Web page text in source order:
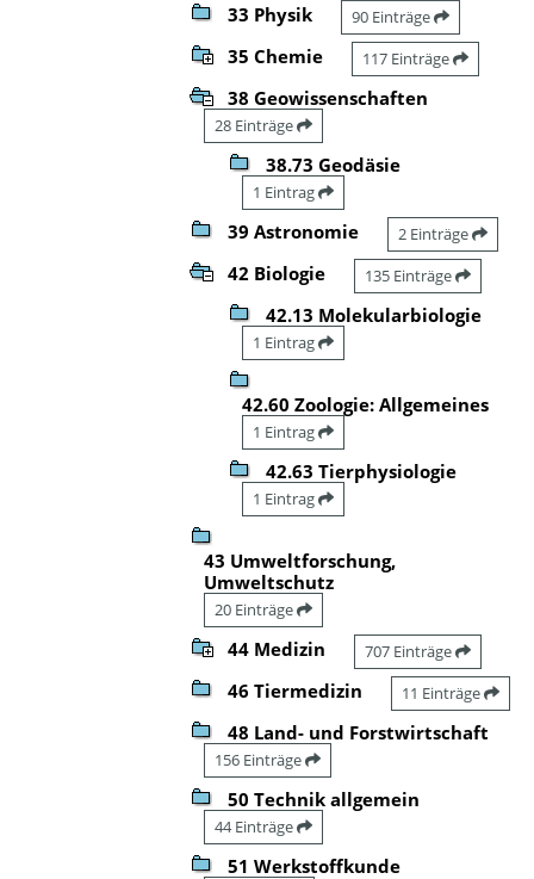
33 Physik 90 Einträge
35 Chemie 117 Einträge
38 Geowissenschaften
28 Einträge
38.73 Geodäsie
1 Eintrag
39 Astronomie 2 Einträge
42 Biologie 135 Einträge
42.13 Molekularbiologie
1 Eintrag
42.60 Zoologie: Allgemeines
1 Eintrag
42.63 Tierphysiologie
1 Eintrag
43 Umweltforschung,
Umweltschutz
20 Einträge
44 Medizin 707 Einträge
46 Tiermedizin 11 Einträge
48 Land- und Forstwirtschaft
156 Einträge
50 Technik allgemein
44 Einträge
51 Werkstoffkunde